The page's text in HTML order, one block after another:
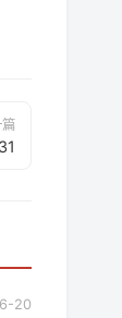
20